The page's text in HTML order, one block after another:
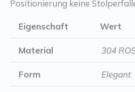
Positionierung keine
Eigenschaft Wert
Material 304
Form Elegant